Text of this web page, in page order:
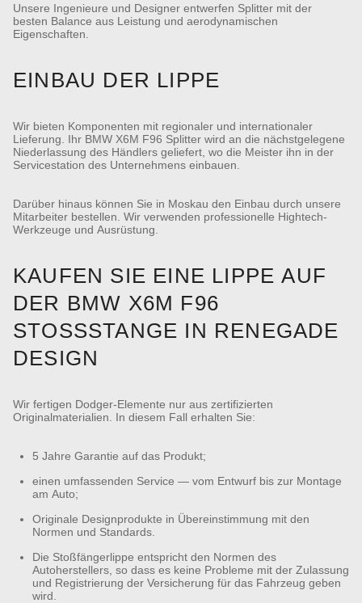
Unsere Ingenieure und Designer entwerfen Splitter mit der
besten Balance aus Leistung und aerodynamischen
Eigenschaften.
EINBAU DER LIPPE
Wir bieten Komponenten mit regionaler und internationaler
Lieferung. Ihr BMW X6M F96 Splitter wird an die nächstgelegene
Niederlassung des Händlers geliefert, wo die Meister ihn in der
Servicestation des Unternehmens einbauen.
Darüber hinaus können Sie in Moskau den Einbau durch unsere
Mitarbeiter bestellen. Wir verwenden professionelle Hightech-
Werkzeuge und Ausrüstung.
KAUFEN SIE EINE LIPPE AUF
DER BMW X6M F96
STOSSSTANGE IN RENEGADE D
ESIGN
Wir fertigen Dodger-Elemente nur aus zertifizierten
Originalmaterialien. In diesem Fall erhalten Sie:
5 Jahre Garantie auf das Produkt;
einen umfassenden Service — vom Entwurf bis zur Montage
am Auto;
Originale Designprodukte in Übereinstimmung mit den
Normen und Standards.
Die Stoßfängerlippe entspricht den Normen des
Autoherstellers, so dass es keine Probleme mit der Zulassung
und Registrierung der Versicherung für das Fahrzeug geben
wird.